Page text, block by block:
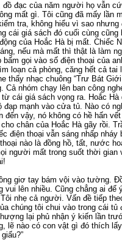
đồ đạc của năm người họ vẫn
mất gì. Tôi cũng đã mấy lần
tra, không hiểu vì sao nhưng
cái giá sách đó cuối cùng cũng
của Hoắc Hà bị mất. Chiếc
nếu mà mất thì thật là làm
bấm gọi vào số điện thoại của
loạn cả phòng, căng hết cả tai
thấy nhạc chuông “Trư Bát
Cả nhóm chạy lên ban công
cái giá sách vọng ra. Hoắc Hà
đạp mạnh vào cửa tủ. Nào có
đến vậy, nó không có hề hấn
chân của Hoắc Hà gãy rồi.
điện thoại vẫn sáng nhấp nháy
nào là đồng hồ, tất, nước
người mất trong suốt thời gian
giơ tay bám vội vào tường.
vui lên nhiều. Cũng chẳng ai để
nhẹ cả người. Vấn đề tiếp
chúng tôi chui vào trong cái
lại phủ nhận ý kiến lần
lẽ nào có con vật gì đó thích